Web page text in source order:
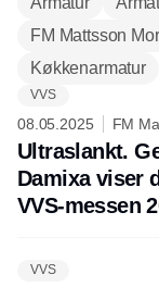
FM Mattsson
Køkkenarmatur
VVS
08.05.2025
FM
Danmark ApS
Ultraslankt.
Damixa viser
VVS-messen
VVS